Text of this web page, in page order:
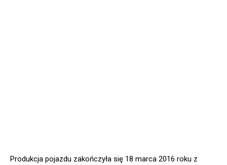
Produkcja pojazdu zakończyła się 18 marca 2016 roku z